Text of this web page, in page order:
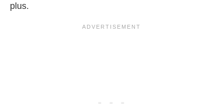
plus.